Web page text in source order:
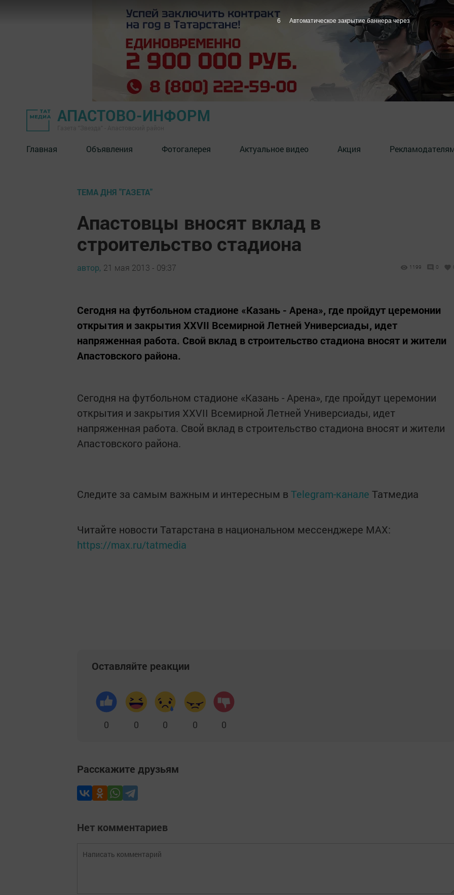
АПАСТОВО-ИНФОРМ
Главная Объявления Фотогалерея Актуальное видео Акция
ТЕМА ДНЯ "ГАЗЕТА"
Апастовцы вносят вклад в
строительство стадиона
автор, 21 мая 2013 - 09:37 1199 0
Сегодня на футбольном стадионе «Казань - Арена», где пройдут церемонии
открытия и закрытия ХХVII Всемирной Летней Универсиады, идет
напряженная работа. Свой вклад в строительство стадиона вносят и жители
Апастовского района.
Сегодня на футбольном стадионе «Казань - Арена», где пройдут церемонии
открытия и закрытия ХХVII Всемирной Летней Универсиады, идет
напряженная работа. Свой вклад в строительство стадиона вносят и жители
Апастовского района.
Следите за самым важным и интересным в Telegram-канале Татмедиа
Читайте новости Татарстана в национальном мессенджере MАХ:
https://max.ru/tatmedia
Оставляйте реакции
0 0 0 0 0
Расскажите друзьям
Нет комментариев
5 Автоматическое закрытие баннера через